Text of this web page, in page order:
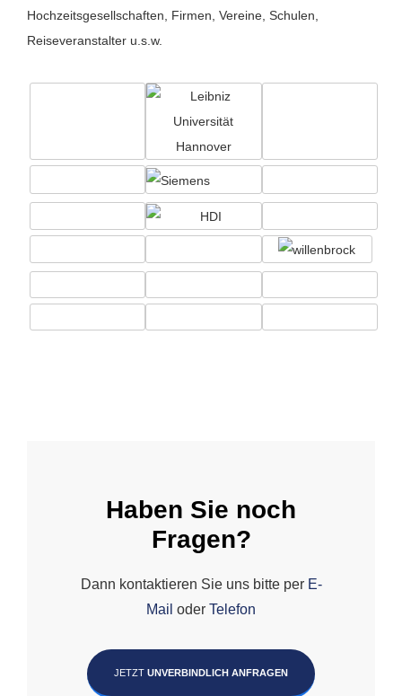
Hochzeitsgesellschaften, Firmen, Vereine, Schulen,
Reiseveranstalter u.s.w.
Haben Sie noch
Fragen?
Dann kontaktieren Sie uns bitte per E-
Mail oder Telefon
JETZT UNVERBINDLICH ANFRAGEN